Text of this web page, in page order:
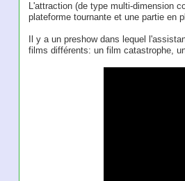
L'attraction (de type multi-dimension
plateforme tournante et une partie en
Il y a un preshow dans lequel
films différents: un film catastrophe,